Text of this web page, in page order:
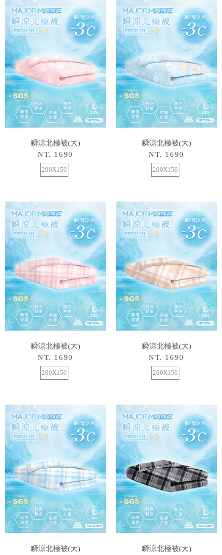
瞬涼北極被(大)
NT. 1690
200X150
瞬涼北極被(大)
NT. 1690
200X150
瞬涼北極被(大)
NT. 1690
200X150
瞬涼北極被(大)
NT. 1690
200X150
瞬涼北極被(大)
瞬涼北極被(大)